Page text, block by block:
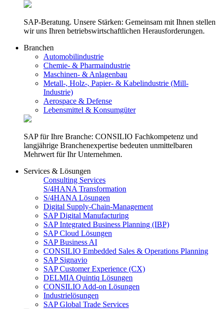
SAP-Beratung. Unsere Stärken: Gemeinsam mit Ihnen stellen
wir uns Ihren betriebswirtschaftlichen Herausforderungen.
Branchen
Automobilindustrie
Chemie- & Pharmaindustrie
Maschinen- & Anlagenbau
Metall-, Holz-, Papier- & Kabelindustrie (Mill-
Industrie)
Aerospace & Defense
Lebensmittel & Konsumgüter
SAP für Ihre Branche: CONSILIO Fachkompetenz und
langjährige Branchenexpertise bedeuten unmittelbaren
Mehrwert für Ihr Unternehmen.
Services & Lösungen
Consulting Services
S/4HANA Transformation
S/4HANA Lösungen
Digital Supply-Chain-Management
SAP Digital Manufacturing
SAP Integrated Business Planning (IBP)
SAP Cloud Lösungen
SAP Business AI
CONSILIO Embedded Sales & Operations Planning
SAP Signavio
SAP Customer Experience (CX)
DELMIA Quintiq Lösungen
CONSILIO Add-on Lösungen
Industrielösungen
SAP Global Trade Services